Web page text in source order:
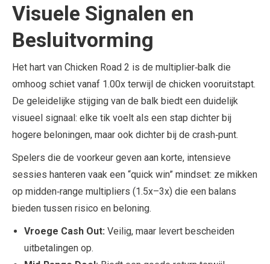
Visuele Signalen en
Besluitvorming
Het hart van Chicken Road 2 is de multiplier‑balk die
omhoog schiet vanaf 1.00x terwijl de chicken vooruitstapt.
De geleidelijke stijging van de balk biedt een duidelijk
visueel signaal: elke tik voelt als een stap dichter bij
hogere beloningen, maar ook dichter bij de crash‑punt.
Spelers die de voorkeur geven aan korte, intensieve
sessies hanteren vaak een “quick win” mindset: ze mikken
op midden‑range multipliers (1.5x–3x) die een balans
bieden tussen risico en beloning.
Vroege Cash Out: Veilig, maar levert bescheiden
uitbetalingen op.